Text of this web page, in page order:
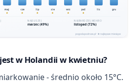
w Holandii w kwietniu?
- średnio około 15°C.